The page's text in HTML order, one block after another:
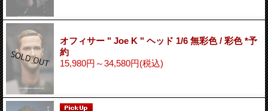
オフィサー " Joe K " ヘッド 1/6 無彩色 / 彩色 *予
約
15,980円～34,580円(税込)